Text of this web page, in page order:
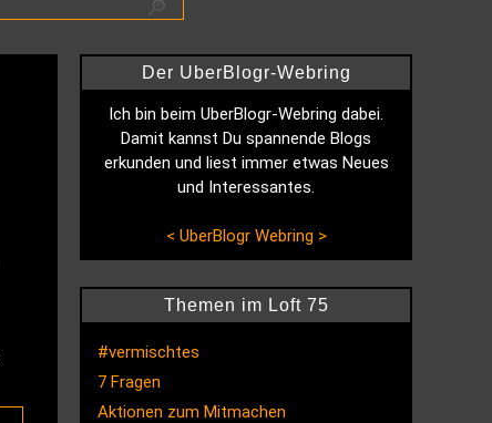
Der UberBlogr-Webring
Ich bin beim UberBlogr-Webring dabei.
Damit kannst Du spannende Blogs
erkunden und liest immer etwas Neues
und Interessantes.
< UberBlogr Webring >
Themen im Loft 75
#vermischtes
7 Fragen
Aktionen zum Mitmachen